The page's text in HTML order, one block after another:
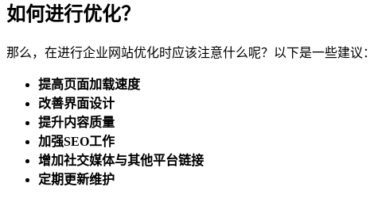
如何进行优化？
那么，在进行企业网站优化时应该注意什么呢？以下是一些建议：
提高页面加载速度
改善界面设计
提升内容质量
加强SEO工作
增加社交媒体与其他平台链接
定期更新维护